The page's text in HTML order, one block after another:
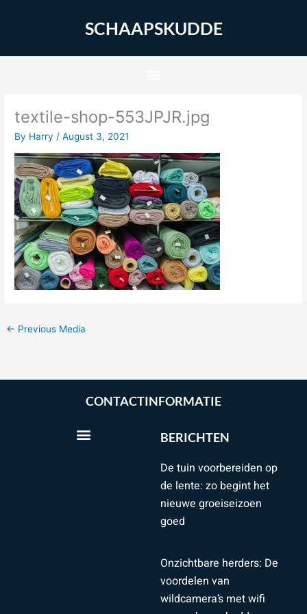
SCHAAPSKUDDE
textile-shop-553JPJR.jpg
By Harry /August 3, 2021
← Previous Media
CONTACTINFORMATIE
BERICHTEN
De tuin voorbereiden op
de lente: zo begint het
nieuwe groeiseizoen
goed
Onzichtbare herders: De
voordelen van
wildcamera’s met wifi